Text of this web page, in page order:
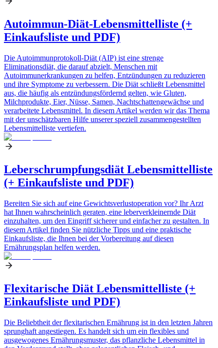
Autoimmun-Diät-Lebensmittelliste (+
Einkaufsliste und PDF)
Die Autoimmunprotokoll-Diät (AIP) ist eine strenge
Eliminationsdiät, die darauf abzielt, Menschen mit
Autoimmunerkrankungen zu helfen, Entzündungen zu reduzieren
und ihre Symptome zu verbessern. Die Diät schließt Lebensmittel
aus, die häufig als entzündungsfördernd gelten, wie Gluten,
Milchprodukte, Eier, Nüsse, Samen, Nachtschattengewächse und
verarbeitete Lebensmittel. In diesem Artikel werden wir das Thema
mit der unschätzbaren Hilfe unserer speziell zusammengestellten
Lebensmittelliste vertiefen.
Leberschrumpfungsdiät Lebensmittelliste
(+ Einkaufsliste und PDF)
Bereiten Sie sich auf eine Gewichtsverlustoperation vor? Ihr Arzt
hat Ihnen wahrscheinlich geraten, eine leberverkleinernde Diät
einzuhalten, um den Eingriff sicherer und einfacher zu gestalten. In
diesem Artikel finden Sie nützliche Tipps und eine praktische
Einkaufsliste, die Ihnen bei der Vorbereitung auf diesen
Ernährungsplan helfen werden.
Flexitarische Diät Lebensmittelliste (+
Einkaufsliste und PDF)
Die Beliebtheit der flexitarischen Ernährung ist in den letzten Jahren
sprunghaft angestiegen. Es handelt sich um ein flexibles und
ausgewogenes Ernährungsmuster, das pflanzliche Lebensmittel in